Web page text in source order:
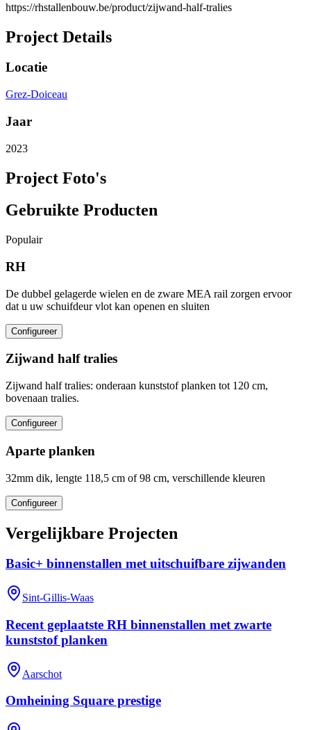
https://rhstallenbouw.be/product/zijwand-half-tralies
Project Details
Locatie
Grez-Doiceau
Jaar
2023
Project Foto's
Gebruikte Producten
Populair
RH
De dubbel gelagerde wielen en de zware MEA rail zorgen ervoor
dat u uw schuifdeur vlot kan openen en sluiten
Configureer
Zijwand half tralies
Zijwand half tralies: onderaan kunststof planken tot 120 cm,
bovenaan tralies.
Configureer
Aparte planken
32mm dik, lengte 118,5 cm of 98 cm, verschillende kleuren
Configureer
Vergelijkbare Projecten
Basic+ binnenstallen met uitschuifbare zijwanden
Sint-Gillis-Waas
Recent geplaatste RH binnenstallen met zwarte
kunststof planken
Aarschot
Omheining Square prestige